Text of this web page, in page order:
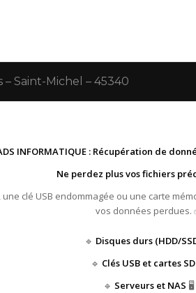
Saint-Michel – 45340
INFORMATIQUE : Récupération de
Ne perdez plus vos fichiers
clé USB endommagée ou une carte
vos données perdues.
🔹 Disques durs (HDD/
🔹 Clés USB et cartes SD
🔹 Serveurs et NAS 🖥️